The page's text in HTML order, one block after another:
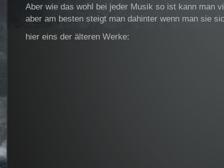
Aber wie das wohl bei jeder Musik so ist kann man
aber am besten steigt man dahinter wenn man sie
hier eins der älteren Werke: